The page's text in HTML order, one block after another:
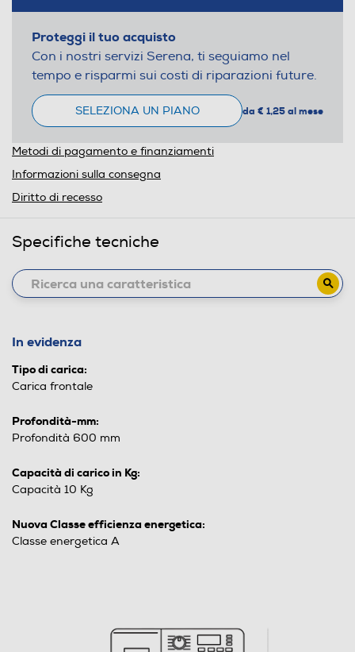
Proteggi il tuo acquisto
Con i nostri servizi Serena, ti seguiamo nel
tempo e risparmi sui costi di riparazioni future.
SELEZIONA UN PIANO da € 1,25 al mese
Metodi di pagamento e finanziamenti
Informazioni sulla consegna
Diritto di recesso
Specifiche tecniche
In evidenza
Tipo di carica:
Carica frontale
Profondità-mm:
Profondità 600 mm
Capacità di carico in Kg:
Capacità 10 Kg
Nuova Classe efficienza energetica:
Classe energetica A